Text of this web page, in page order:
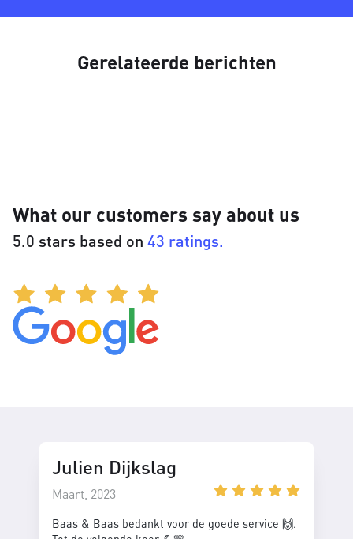
Gerelateerde berichten
What our customers say about us
5.0 stars based on 43 ratings.
Julien Dijkslag
Maart, 2023
Baas & Baas bedankt voor de goede service 🙌.